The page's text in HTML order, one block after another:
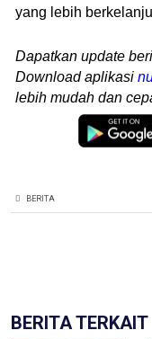
yang lebih
Dapatkan update
Download aplikasi
lebih mudah dan
BERITA
BERITA TERKAIT